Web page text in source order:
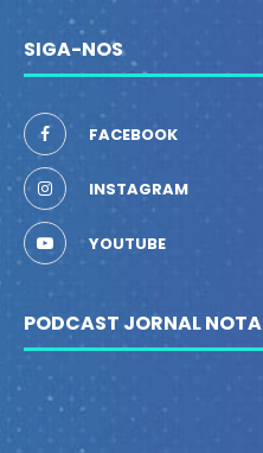
SIGA-NOS
FACEBOOK
INSTAGRAM
YOUTUBE
PODCAST JORNAL NOTA